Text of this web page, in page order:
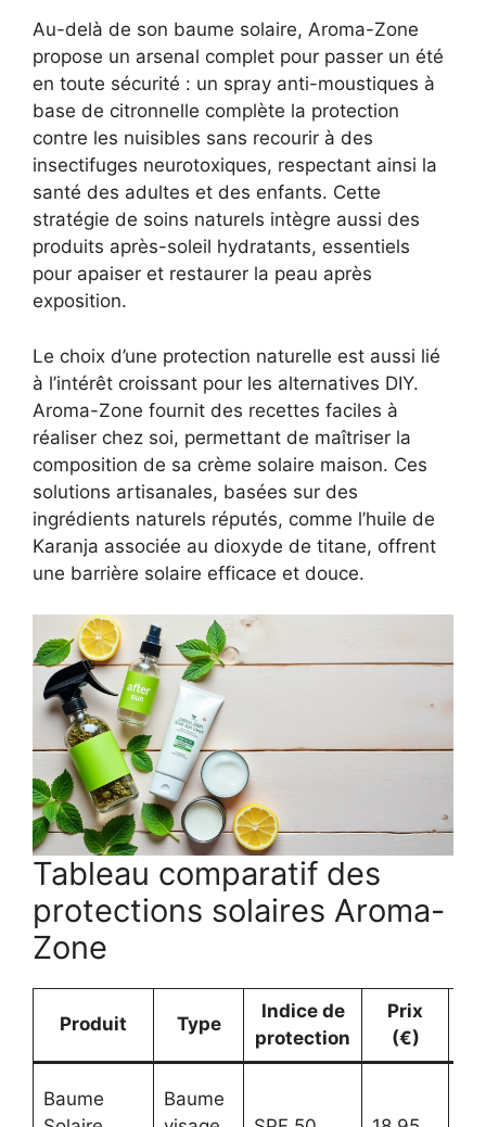
Au-delà de son baume solaire, Aroma-Zone
propose un arsenal complet pour passer un été
en toute sécurité : un spray anti-moustiques à
base de citronnelle complète la protection
contre les nuisibles sans recourir à des
insectifuges neurotoxiques, respectant ainsi la
santé des adultes et des enfants. Cette
stratégie de soins naturels intègre aussi des
produits après-soleil hydratants, essentiels
pour apaiser et restaurer la peau après
exposition.
Le choix d’une protection naturelle est aussi lié
à l’intérêt croissant pour les alternatives DIY.
Aroma-Zone fournit des recettes faciles à
réaliser chez soi, permettant de maîtriser la
composition de sa crème solaire maison. Ces
solutions artisanales, basées sur des
ingrédients naturels réputés, comme l’huile de
Karanja associée au dioxyde de titane, offrent
une barrière solaire efficace et douce.
Tableau comparatif des
protections solaires Aroma-
Zone
Produit Type
Indice de
protection
Prix
(€)
Baume
Baume